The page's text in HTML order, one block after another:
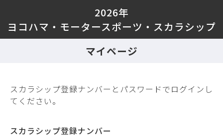
2026年
ヨコハマ・モータースポーツ・スカラシップ
マイページ
スカラシップ登録ナンバーとパスワードでログインし
てください。
スカラシップ登録ナンバー